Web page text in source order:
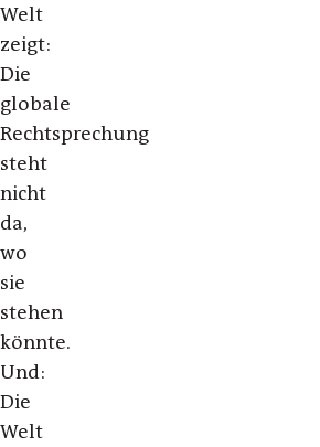
Welt
zeigt:
Die
globale
Rechtsprechung
steht
nicht
da,
wo
sie
stehen
könnte.
Und:
Die
Welt